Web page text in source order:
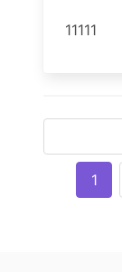
11111
1